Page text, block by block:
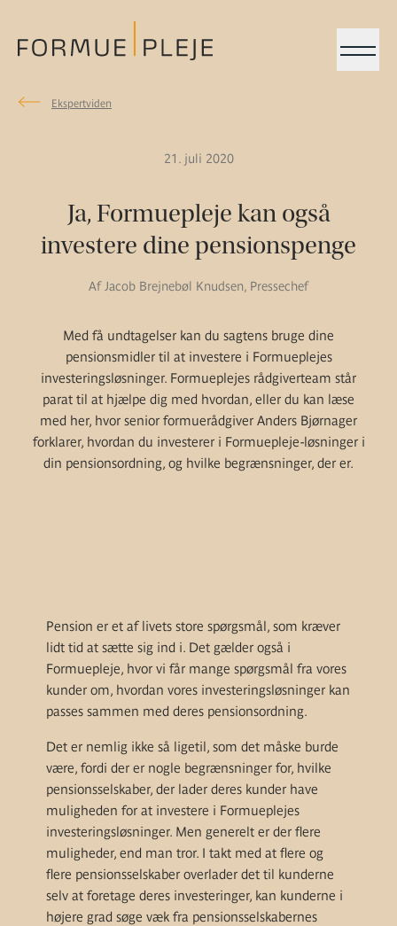
Menu
Ekspertviden
21. juli 2020
Ja, Formuepleje kan også
investere dine pensionspenge
Af Jacob Brejnebøl Knudsen, Pressechef
Med få undtagelser kan du sagtens bruge dine
pensionsmidler til at investere i Formueplejes
investeringsløsninger. Formueplejes rådgiverteam står
parat til at hjælpe dig med hvordan, eller du kan læse
med her, hvor senior formuerådgiver Anders Bjørnager
forklarer, hvordan du investerer i Formuepleje-løsninger i
din pensionsordning, og hvilke begrænsninger, der er.
Pension er et af livets store spørgsmål, som kræver
lidt tid at sætte sig ind i. Det gælder også i
Formuepleje, hvor vi får mange spørgsmål fra vores
kunder om, hvordan vores investeringsløsninger kan
passes sammen med deres pensionsordning.
Det er nemlig ikke så ligetil, som det måske burde
være, fordi der er nogle begrænsninger for, hvilke
pensionsselskaber, der lader deres kunder have
muligheden for at investere i Formueplejes
investeringsløsninger. Men generelt er der flere
muligheder, end man tror. I takt med at flere og
flere pensionsselskaber overlader det til kunderne
selv at foretage deres investeringer, kan kunderne i
højere grad søge væk fra pensionsselskabernes